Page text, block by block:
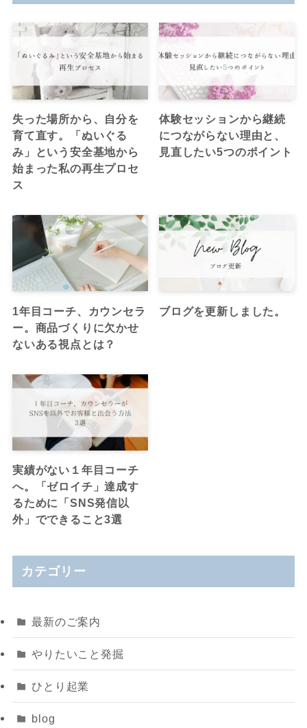
失った場所から、自分を
育て直す。「ぬいぐる
み」という安全基地から
始まった私の再生プロセ
ス
体験セッションから継続
につながらない理由と、
見直したい5つのポイント
1年目コーチ、カウンセラ
ー。商品づくりに欠かせ
ないある視点とは？
ブログを更新しました。
実績がない１年目コーチ
へ。「ゼロイチ」達成す
るために「SNS発信以
外」でできること3選
カテゴリー
最新のご案内
やりたいこと発掘
ひとり起業
blog